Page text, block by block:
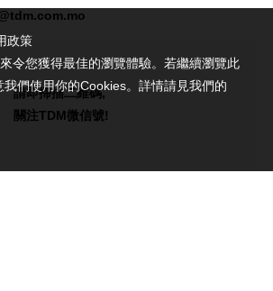
請即掃描二維碼,
關注TDM微信號!
政策
令您獲得最佳的瀏覽體驗。若繼續瀏覽此
們使用你的Cookies。詳情請見我們的